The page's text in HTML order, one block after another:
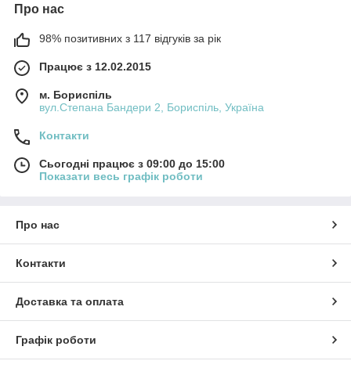
Про нас
98% позитивних з 117 відгуків за рік
Працює з 12.02.2015
м. Бориспіль
вул.Степана Бандери 2, Бориспіль, Україна
Контакти
Сьогодні працює з 09:00 до 15:00
Показати весь графік роботи
Про нас
Контакти
Доставка та оплата
Графік роботи